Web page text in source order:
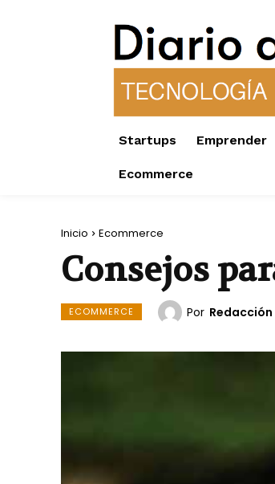
Startups Emprender
Ecommerce
Inicio Ecommerce
Consejos
ECOMMERCE Por Redacción